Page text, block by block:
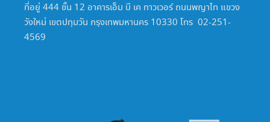
ที่อยู่ 444 ชั้น 12 อาคารเอ็ม บี เค ทาวเวอร์ ถนนพญาไท แขวง
วังใหม่ เขตปทุมวัน กรุงเทพมหานคร 10330 โทร 02-251-
4569